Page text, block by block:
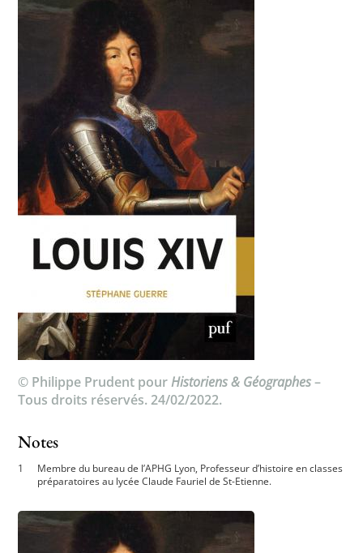
© Philippe Prudent pourHistoriens & Géographes–
Tous droits réservés. 24/02/2022.
Notes
Membre du bureau de l’APHG Lyon, Professeur d’histoire en classes
préparatoires au lycée Claude Fauriel de St-Etienne.